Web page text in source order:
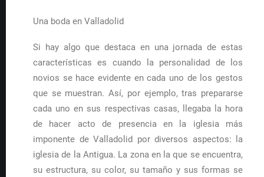
Una boda en Valladolid
Si hay algo que destaca en una jornada de estas
características es cuando la personalidad de los
novios se hace evidente en cada uno de los gestos
que se muestran. Así, por ejemplo, tras prepararse
cada uno en sus respectivas casas, llegaba la hora
de hacer acto de presencia en la iglesia más
imponente de Valladolid por diversos aspectos: la
iglesia de la Antigua. La zona en la que se encuentra,
su estructura, su color, su tamaño y sus formas se